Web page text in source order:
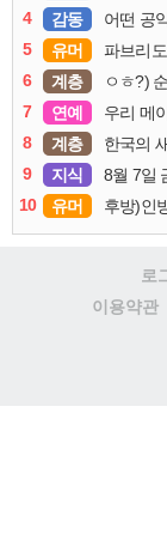
4
감동 어떤 공
5
유머 파브리
6
계층 ㅇㅎ?)
7
연예 우리 메
8
계층 한국의
9
지식 8월 7일
10
유머 후방)인
로
이용약관